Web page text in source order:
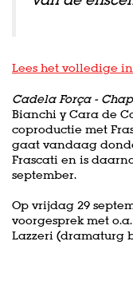
Lees het volledige
Cadela Força -
Bianchi y Cara de
coproductie met
gaat vandaag
Frascati en is
september.
Op vrijdag 29
voorgesprek met
Lazzeri (dramaturg